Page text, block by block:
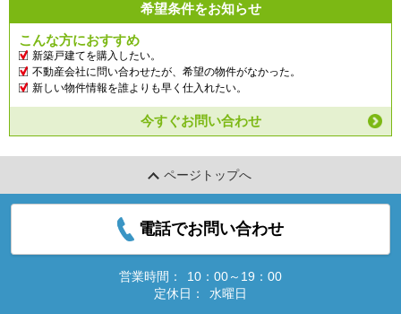
希望条件をお知らせ
こんな方におすすめ
新築戸建てを購入したい。
不動産会社に問い合わせたが、希望の物件がなかった。
新しい物件情報を誰よりも早く仕入れたい。
今すぐお問い合わせ
ページトップへ
電話でお問い合わせ
営業時間：
10：00～19：00
定休日：
水曜日